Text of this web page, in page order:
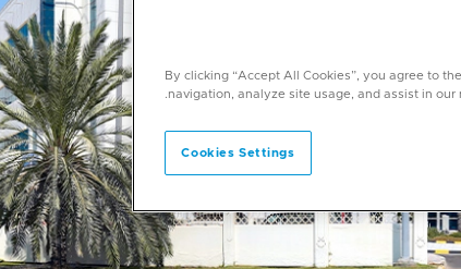
By clicking “Accept All Cookies”, you agree to
navigation, analyze site usage, and assist in our
Cookies Settings